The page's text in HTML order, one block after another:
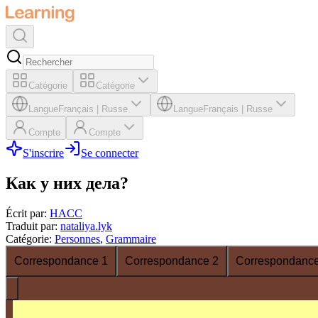
Catégorie Catégorie
LangueFrançais Russe LangueFrançais Russe
Compte Compte
S'inscrire Se connecter
Как у них дела?
Écrit par: HACC
Traduit par: nataliya.lyk
Catégorie: Personnes, Grammaire
Correspondance 1
Correspondance 2